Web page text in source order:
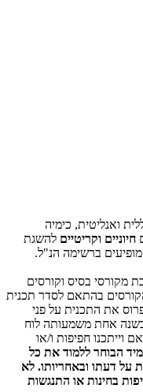
ואנליטית, כימיה
חיוניים וקריטיים להשגת
ברשימה הנ"ל.
מקורסי בסיס וקורסים
בהתאם לסדר תכנית
את התכנית על פני
אחת משמעותה לוח
וייתכנו חפיפות ו/או
הבוחר ללמוד את כל
דעתו ובאחריותו. לא
בחינות או התנגשות